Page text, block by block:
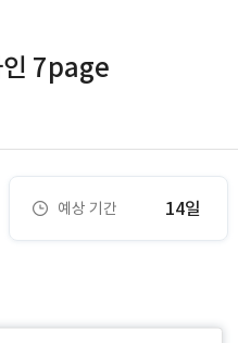
인 7page
예상 기간 14일